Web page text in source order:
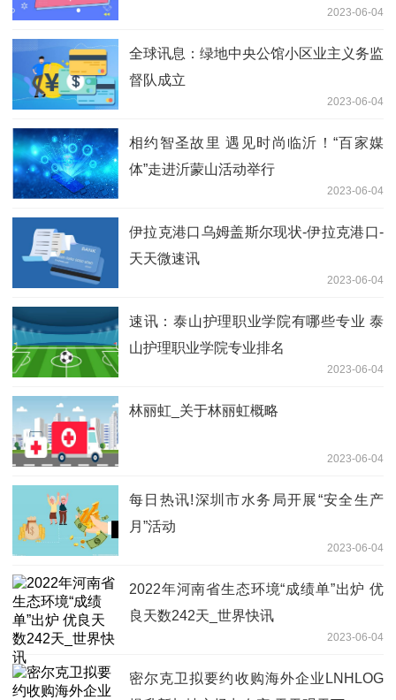
2023-06-04
全球讯息：绿地中央公馆小区业主义务监
督队成立
2023-06-04
相约智圣故里 遇见时尚临沂！“百家媒
体”走进沂蒙山活动举行
2023-06-04
伊拉克港口乌姆盖斯尔现状-伊拉克港口-
天天微速讯
2023-06-04
速讯：泰山护理职业学院有哪些专业 泰
山护理职业学院专业排名
2023-06-04
林丽虹_关于林丽虹概略
2023-06-04
每日热讯!深圳市水务局开展“安全生产
月”活动
2023-06-04
2022年河南省生态环境“成绩单”出炉 优
良天数242天_世界快讯
2023-06-04
密尔克卫拟要约收购海外企业LNHLOG